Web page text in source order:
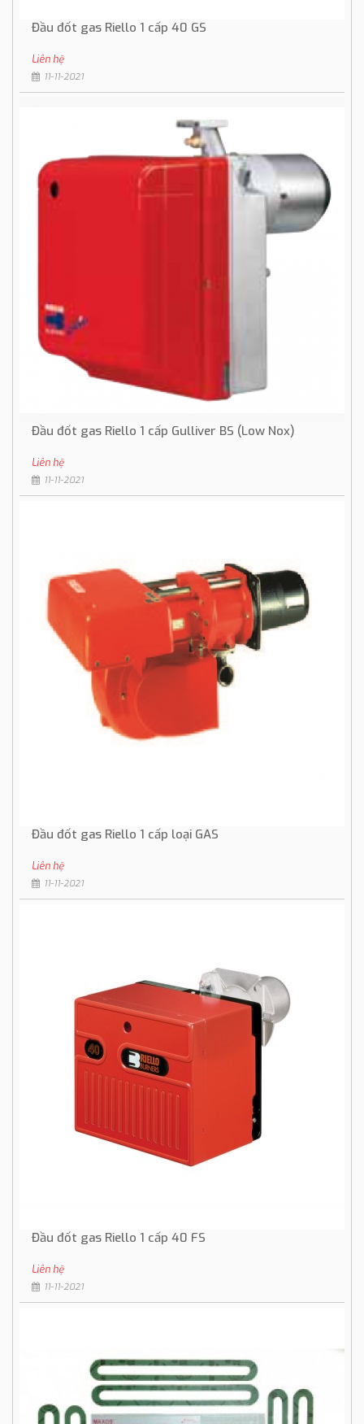
Đầu đốt gas Riello 1 cấp 40 GS
Liên hệ
11-11-2021
Đầu đốt gas Riello 1 cấp Gulliver BS (Low Nox)
Liên hệ
11-11-2021
Đầu đốt gas Riello 1 cấp loại GAS
Liên hệ
11-11-2021
Đầu đốt gas Riello 1 cấp 40 FS
Liên hệ
11-11-2021